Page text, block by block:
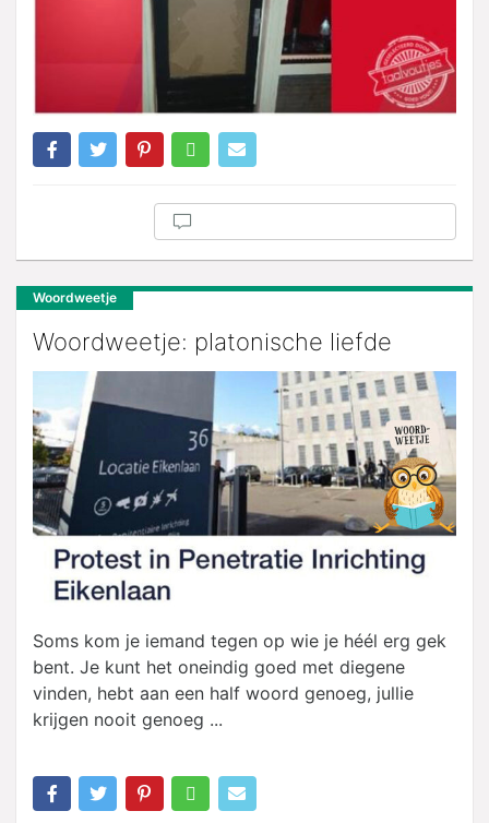
Woordweetje
Woordweetje: platonische liefde
Soms kom je iemand tegen op wie je héél erg gek
bent. Je kunt het oneindig goed met diegene
vinden, hebt aan een half woord genoeg, jullie
krijgen nooit genoeg ...